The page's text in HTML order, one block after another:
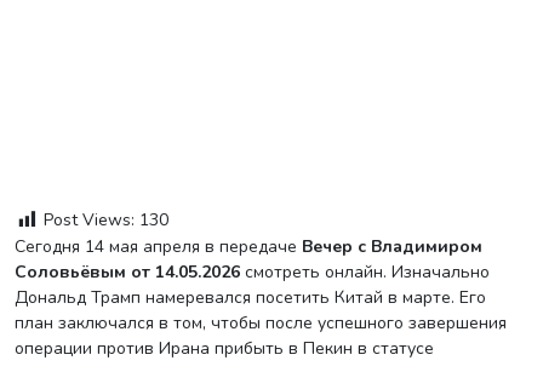
Post Views: 130
Сегодня 14 мая апреля в передаче Вечер с Владимиром
Соловьёвым от 14.05.2026 смотреть онлайн. Изначально
Дональд Трамп намеревался посетить Китай в марте. Его
план заключался в том, чтобы после успешного завершения
операции против Ирана прибыть в Пекин в статусе